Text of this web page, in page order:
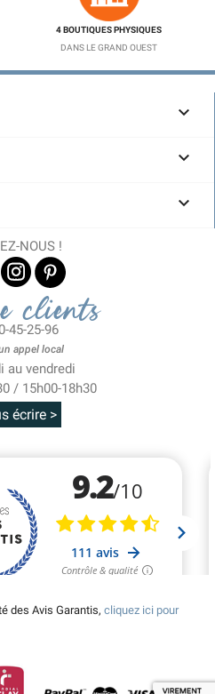
4 BOUTIQUES PHYSIQUES
DANS LE GRAND OUEST



NOUS !
clients
45-25-96
appel local
au vendredi
/ 15h00-18h30
écrire >
des Avis Garantis, cliquez ici pour